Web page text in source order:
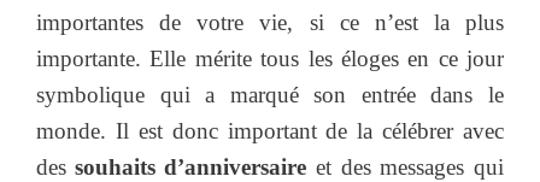
importantes de votre vie, si ce n’est la plus
importante. Elle mérite tous les éloges en ce jour
symbolique qui a marqué son entrée dans le
monde. Il est donc important de la célébrer avec
des souhaits d’anniversaire et des messages qui